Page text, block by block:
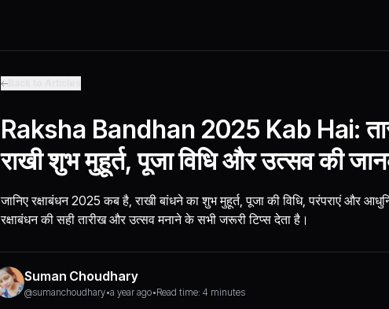
Raksha Bandhan 2025 Kab Hai:
राखी शुभ मुहूर्त, पूजा विधि और उत्सव की
जानिए रक्षाबंधन 2025 कब है, राखी बांधने का शुभ मुहूर्त, पूजा की विधि, परंपराएं और
रक्षाबंधन की सही तारीख और उत्सव मनाने के सभी जरूरी टिप्स देता है।
Suman Choudhary
@sumanchoudhary•a year ago•Read time: 4 minutes